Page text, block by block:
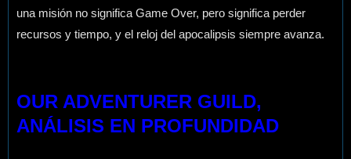
una misión no significa Game Over, pero significa perder
recursos y tiempo, y el reloj del apocalipsis siempre avanza.
OUR ADVENTURER GUILD,
ANÁLISIS EN PROFUNDIDAD